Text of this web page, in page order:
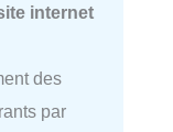
internet
des
par